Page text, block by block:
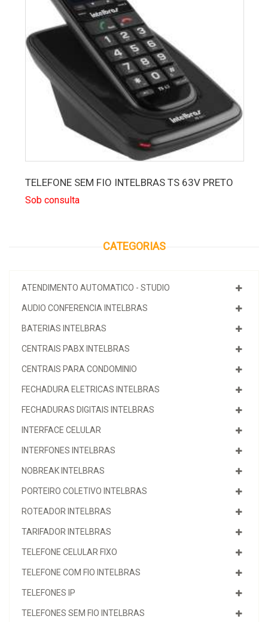
CATEGORIAS
ATENDIMENTO AUTOMATICO - STUDIO
AUDIO CONFERENCIA INTELBRAS
BATERIAS INTELBRAS
CENTRAIS PABX INTELBRAS
CENTRAIS PARA CONDOMINIO
FECHADURA ELETRICAS INTELBRAS
FECHADURAS DIGITAIS INTELBRAS
INTERFACE CELULAR
INTERFONES INTELBRAS
NOBREAK INTELBRAS
PORTEIRO COLETIVO INTELBRAS
ROTEADOR INTELBRAS
TARIFADOR INTELBRAS
TELEFONE CELULAR FIXO
TELEFONE COM FIO INTELBRAS
TELEFONES IP
TELEFONES SEM FIO INTELBRAS
TELEFONE SEM FIO INTELBRAS TS 63V PRETO
Sob consulta